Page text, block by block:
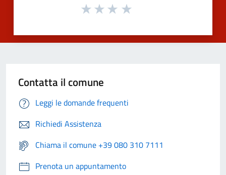
Contatta il comune
Leggi le domande frequenti
Richiedi Assistenza
Chiama il comune +39 080 310 7111
Prenota un appuntamento